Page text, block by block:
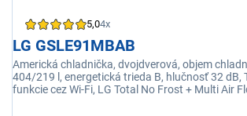
5,04x
LG GSLE91MBAB
Americká chladnička, dvojdverová, objem
404/219 l, energetická trieda B, hlučnosť 32 dB,
funkcie cez Wi-Fi, LG Total No Frost + Multi Air